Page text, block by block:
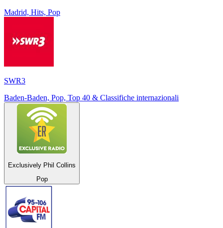
Madrid, Hits, Pop
SWR3
Baden-Baden, Pop, Top 40 & Classifiche internazionali
Exclusively Phil Collins
Pop